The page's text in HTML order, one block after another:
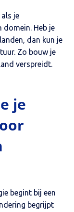
je
Heb je
dan kun je
Zo bouw je
verspreidt.
je
begint bij een
begrijpt